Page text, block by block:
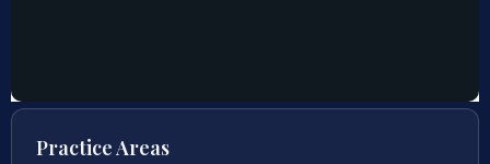
Practice Areas